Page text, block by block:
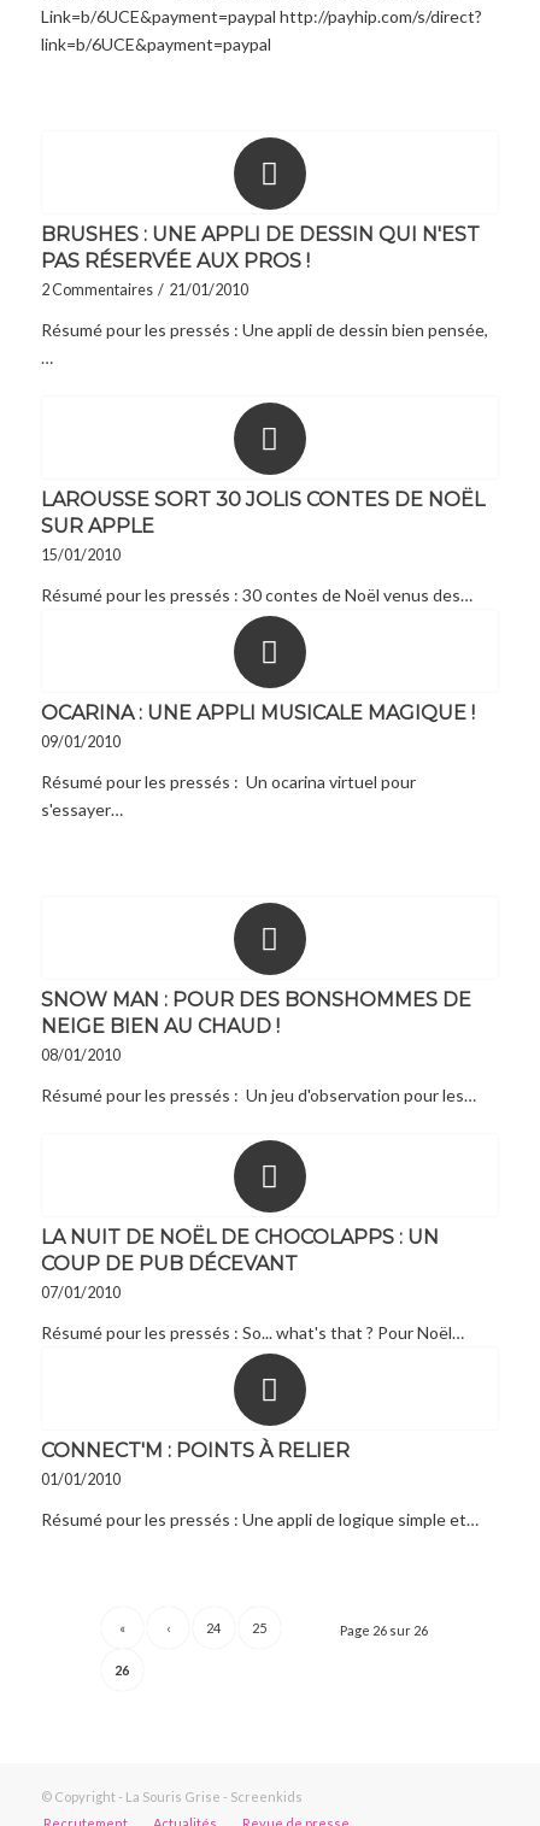
Link=b/6UCE&payment=paypal http://payhip.com/s/direct?
link=b/6UCE&payment=paypal
BRUSHES : UNE APPLI DE DESSIN QUI N'EST
PAS RÉSERVÉE AUX PROS !
2 Commentaires / 21/01/2010
Résumé pour les pressés : Une appli de dessin bien pensée,
…
LAROUSSE SORT 30 JOLIS CONTES DE NOËL
SUR APPLE
15/01/2010
Résumé pour les pressés : 30 contes de Noël venus des…
OCARINA : UNE APPLI MUSICALE MAGIQUE !
09/01/2010
Résumé pour les pressés : Un ocarina virtuel pour
s'essayer…
SNOW MAN : POUR DES BONSHOMMES DE
NEIGE BIEN AU CHAUD !
08/01/2010
Résumé pour les pressés : Un jeu d'observation pour les…
LA NUIT DE NOËL DE CHOCOLAPPS : UN
COUP DE PUB DÉCEVANT
07/01/2010
Résumé pour les pressés : So... what's that ? Pour Noël…
CONNECT'M : POINTS À RELIER
01/01/2010
Résumé pour les pressés : Une appli de logique simple et…
Page 26 sur 26
« ‹ 24 25
26
© Copyright - La Souris Grise - Screenkids